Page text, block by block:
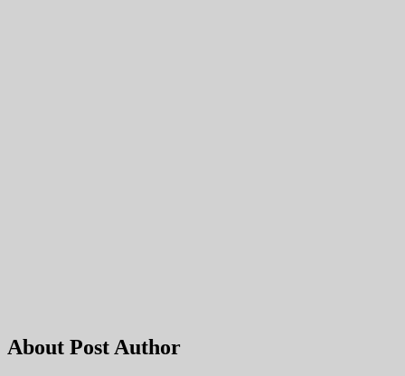
About Post Author